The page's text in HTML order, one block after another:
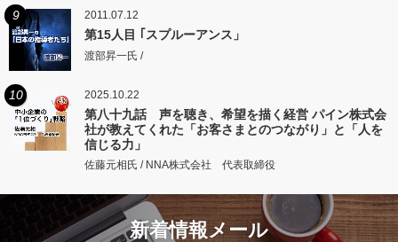
9 2011.07.12
第15人目 ｢スプルーアンス」
渡部昇一氏 /
10 2025.10.22
第八十九話 声を聴き、希望を描く経営 パイン株式会
社が教えてくれた「お客さまとのつながり」と「人を
信じる力」
佐藤元相氏 / NNA株式会社 代表取締役
新着情報メール